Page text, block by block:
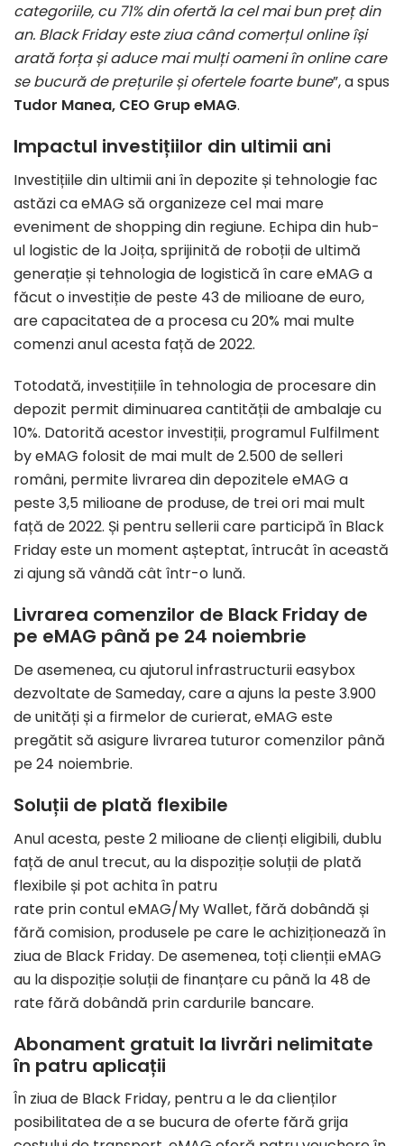
categoriile, cu 71% din ofertă la cel mai bun preț din
an. Black Friday este ziua când comerțul online își
arată forța și aduce mai mulți oameni în online care
se bucură de prețurile și ofertele foarte bune”, a spus
Tudor Manea, CEO Grup eMAG.
Impactul investițiilor din ultimii ani
Investițiile din ultimii ani în depozite și tehnologie fac
astăzi ca eMAG să organizeze cel mai mare
eveniment de shopping din regiune. Echipa din hub-
ul logistic de la Joița, sprijinită de roboții de ultimă
generație și tehnologia de logistică în care eMAG a
făcut o investiție de peste 43 de milioane de euro,
are capacitatea de a procesa cu 20% mai multe
comenzi anul acesta față de 2022.
Totodată, investițiile în tehnologia de procesare din
depozit permit diminuarea cantității de ambalaje cu
10%. Datorită acestor investiții, programul Fulfilment
by eMAG folosit de mai mult de 2.500 de selleri
români, permite livrarea din depozitele eMAG a
peste 3,5 milioane de produse, de trei ori mai mult
față de 2022. Și pentru sellerii care participă în Black
Friday este un moment așteptat, întrucât în această
zi ajung să vândă cât într-o lună.
Livrarea comenzilor de Black Friday de
pe eMAG până pe 24 noiembrie
De asemenea, cu ajutorul infrastructurii easybox
dezvoltate de Sameday, care a ajuns la peste 3.900
de unități și a firmelor de curierat, eMAG este
pregătit să asigure livrarea tuturor comenzilor până
pe 24 noiembrie.
Soluții de plată flexibile
Anul acesta, peste 2 milioane de clienți eligibili, dublu
față de anul trecut, au la dispoziție soluții de plată
flexibile și pot achita în patru
rate prin contul eMAG/My Wallet, fără dobândă și
fără comision, ​produsele pe care le achiziționează în
ziua de Black Friday. De asemenea, toți clienții eMAG
au la dispoziție soluții de finanțare cu până la 48 de
rate fără dobândă prin cardurile bancare.
Abonament gratuit la livrări nelimitate
în patru aplicații
În ziua de Black Friday, pentru a le da clienților
posibilitatea de a se bucura de oferte fără grija